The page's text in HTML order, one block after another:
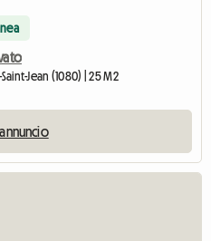
Jean (1080) | 25 M2